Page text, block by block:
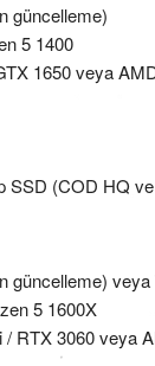
güncelleme)
5 1400
1650 veya
SSD (COD HQ
güncelleme)
5 1600X
RTX 3060 veya